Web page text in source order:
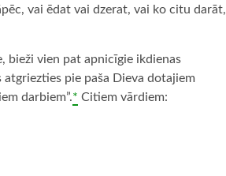
vai ēdat vai dzerat, vai ko citu darāt,
bieži vien pat apnicīgie ikdienas
pie paša Dieva dotajiem
darbiem”.* Citiem vārdiem: